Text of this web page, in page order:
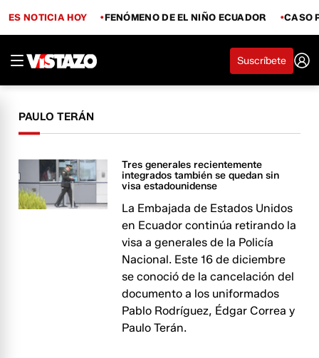
ES NOTICIA HOY FENÓMENO DE EL NIÑO ECUADOR CASO
Suscríbete
PAULO TERÁN
Tres generales recientemente
integrados también se quedan sin
visa estadounidense
La Embajada de Estados Unidos
en Ecuador continúa retirando la
visa a generales de la Policía
Nacional. Este 16 de diciembre
se conoció de la cancelación del
documento a los uniformados
Pablo Rodríguez, Édgar Correa y
Paulo Terán.